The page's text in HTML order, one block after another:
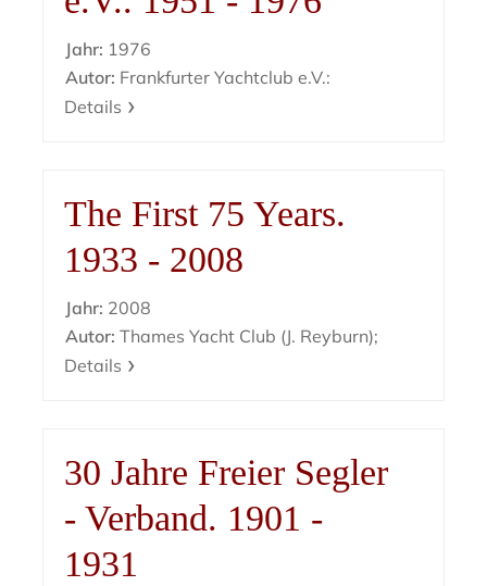
Jahr: 1976
Autor: Frankfurter Yachtclub e.V.:
Details
The First 75 Years.
1933 - 2008
Jahr: 2008
Autor: Thames Yacht Club (J. Reyburn);
Details
30 Jahre Freier Segler
- Verband. 1901 -
1931